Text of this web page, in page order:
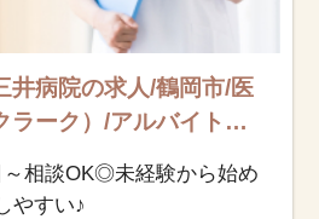
井病院の求人/鶴岡市/医
ラーク）/アルバイト・
～相談OK◎未経験から始め
やすい♪